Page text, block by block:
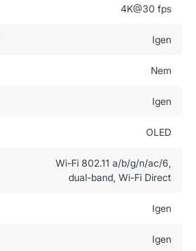
4K@30 fps
Igen
Nem
Igen
OLED
Wi-Fi 802.11 a/b/g/n/ac/6,
dual-band, Wi-Fi Direct
Igen
Igen